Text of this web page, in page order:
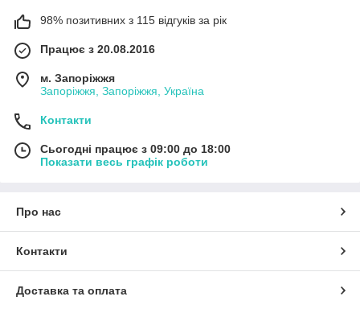
98% позитивних з 115 відгуків за рік
Працює з 20.08.2016
м. Запоріжжя
Запоріжжя, Запоріжжя, Україна
Контакти
Сьогодні працює з 09:00 до 18:00
Показати весь графік роботи
Про нас
Контакти
Доставка та оплата